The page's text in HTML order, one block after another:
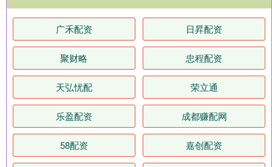
广禾配资 日昇配资
聚财略 忠程配资
天弘忧配 荣立通
乐盈配资 成都赚配网
58配资 嘉创配资